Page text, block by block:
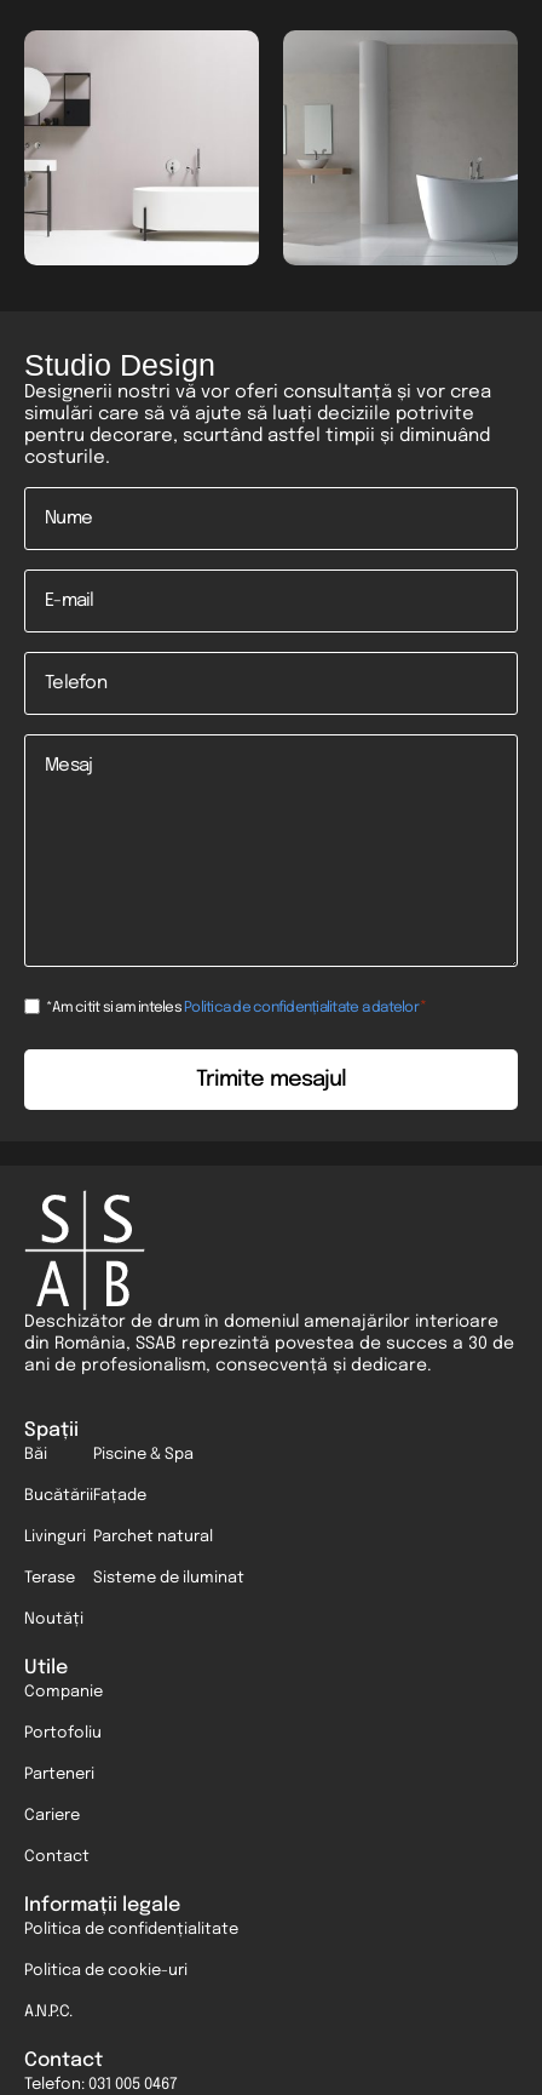
Studio Design
Designerii nostri vă vor oferi consultanță și vor crea
simulări care să vă ajute să luați deciziile potrivite
pentru decorare, scurtând astfel timpii și diminuând
costurile.
Nume
Email
Telefon
Mesaj
Consent
*Am citit si am inteles Politica de confidențialitate a datelor*
Deschizător de drum în domeniul amenajărilor interioare
din România, SSAB reprezintă povestea de succes a 30 de
ani de profesionalism, consecvență și dedicare.
Spații
Băi
Bucătării
Livinguri
Terase
Noutăți
Piscine & Spa
Fațade
Parchet natural
Sisteme de iluminat
Utile
Companie
Portofoliu
Parteneri
Cariere
Contact
Informații legale
Politica de confidențialitate
Politica de cookie-uri
A.N.P.C.
Contact
Telefon: 031 005 0467